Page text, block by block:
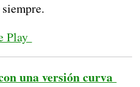
Play
una versión curva